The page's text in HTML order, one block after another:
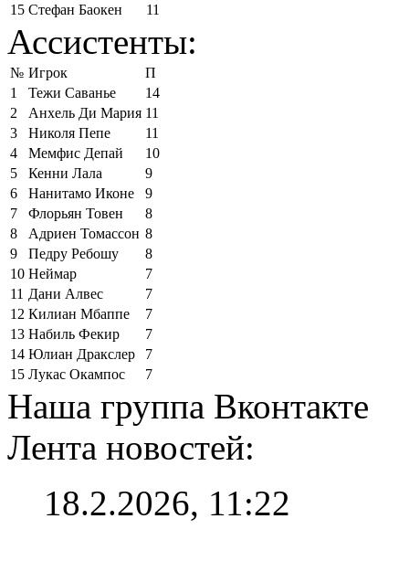
15 Стефан Баокен 11
Ассистенты:
№ Игрок
П
1
Тежи Саванье
14
2
Анхель Ди Мария 11
3
Николя Пепе
11
4
Мемфис Депай
10
5
Кенни Лала
9
6
Нанитамо Иконе
9
7
Флорьян Товен
8
8
Адриен Томассон 8
9
Педру Ребошу
8
10 Неймар
7
11 Дани Алвес
7
12 Килиан Мбаппе
7
13 Набиль Фекир
7
14 Юлиан Дракслер
7
15 Лукас Окампос 7
Наша группа Вконтакте
Лента новостей:
18.2.2026, 11:22